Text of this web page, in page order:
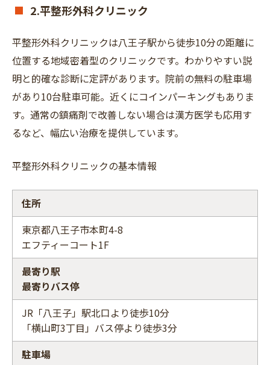
2.平整形外科クリニック
平整形外科クリニックは八王子駅から徒歩10分の距離に
位置する地域密着型のクリニックです。わかりやすい説
明と的確な診断に定評があります。院前の無料の駐車場
があり10台駐車可能。近くにコインパーキングもありま
す。通常の鎮痛剤で改善しない場合は漢方医学も応用す
るなど、幅広い治療を提供しています。
平整形外科クリニックの基本情報
住所
東京都八王子市本町4-8
エフティーコート1F
最寄り駅
最寄りバス停
JR「八王子」駅北口より徒歩10分
「横山町3丁目」バス停より徒歩3分
駐車場